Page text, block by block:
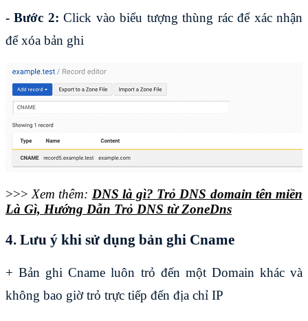
- Bước 2: Click vào biểu tượng thùng rác để xác nhận
để xóa bản ghi
>>> Xem thêm: DNS là gì? Trỏ DNS domain tên miền
Là Gì, Hướng Dẫn Trỏ DNS từ ZoneDns
4. Lưu ý khi sử dụng bản ghi Cname
+ Bản ghi Cname luôn trỏ đến một Domain khác và
không bao giờ trỏ trực tiếp đến địa chỉ IP